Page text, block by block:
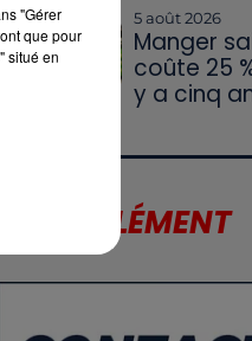
5 août 2026
Manger
coûte 25
y a cinq
LE SUPPLÉMENT
"Gérer
que pour
situé en